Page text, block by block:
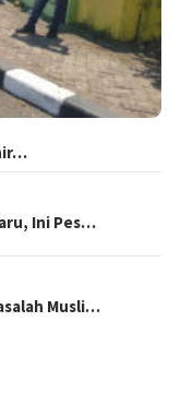
Ini Pes…
Musli…